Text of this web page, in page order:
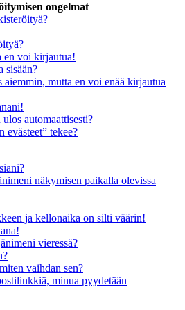
ongelmat
en voi kirjautua!
sisään?
mutta en voi enää kirjautua
automaattisesti?
evästeet” tekee?
näkymisen paikalla olevissa
ja kellonaika on silti väärin!
vieressä?
vaihdan sen?
minua pyydetään